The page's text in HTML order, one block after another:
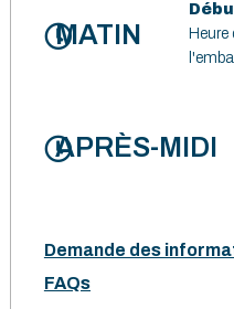
MATIN
APRÈS-MIDI
Demande des
FAQs